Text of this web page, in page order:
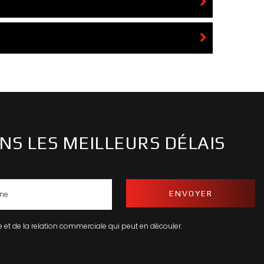
LES MEILLEURS DÉLAIS
de la relation commerciale qui peut en découler.